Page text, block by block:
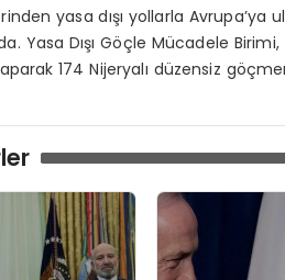
yasa dışı yollarla
Yasa Dışı Göçle Mücadele
174 Nijeryalı düzensiz